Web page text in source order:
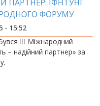
ПАРТНЕР: ІФНТУНГ
ФОРУМУ
- 15:52
ІІІ Міжнародний
– надійний партнер» за